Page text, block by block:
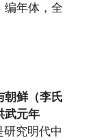
编年体，全
朝鲜（李氏
武元年
研究明代中